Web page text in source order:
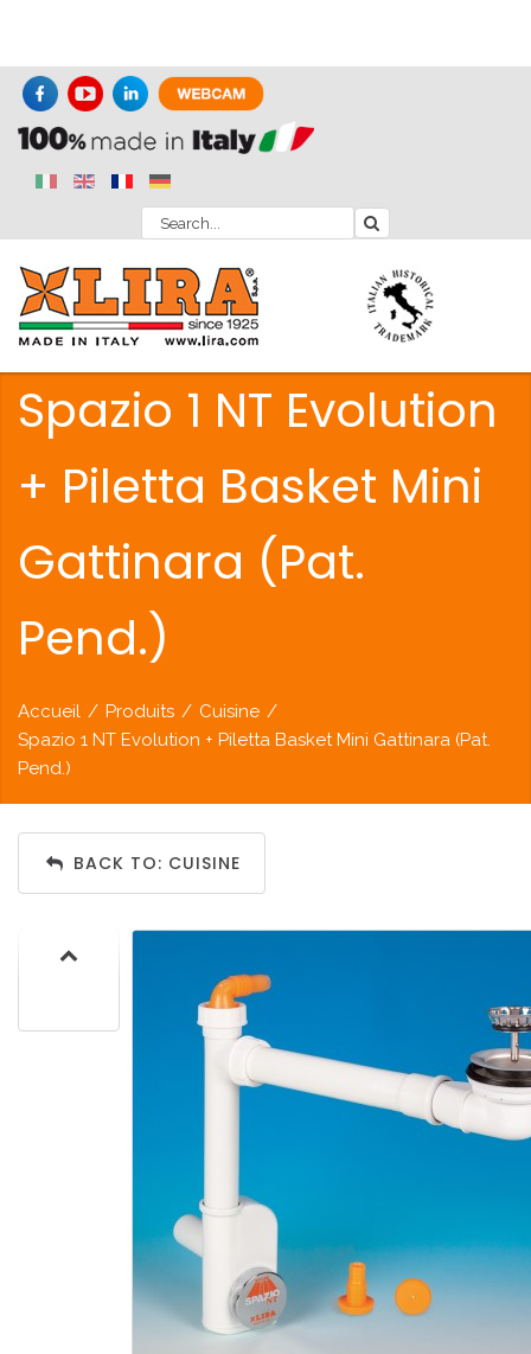
Spazio 1 NT Evolution
+ Piletta Basket Mini
Gattinara (Pat.
Pend.)
Accueil / Produits / Cuisine /
Spazio 1 NT Evolution + Piletta Basket Mini Gattinara (Pat.
Pend.)
BACK TO: CUISINE